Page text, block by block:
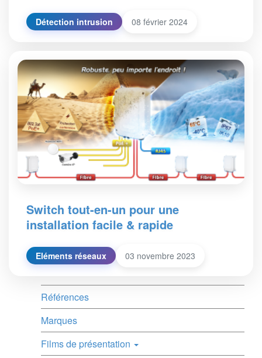
Détection intrusion 08 février 2024
Switch tout-en-un pour une
installation facile & rapide
Eléments réseaux 03 novembre 2023
Références
Marques
Films de présentation